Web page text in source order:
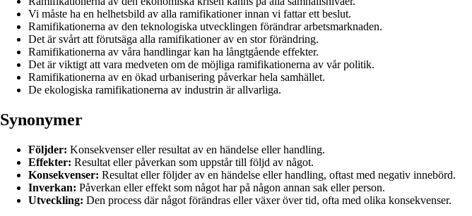
Vi måste ha en helhetsbild av alla ramifikationer innan vi fattar ett beslut.
Ramifikationerna av den teknologiska utvecklingen förändrar arbetsmarknaden.
Det är svårt att förutsäga alla ramifikationer av en stor förändring.
Ramifikationerna av våra handlingar kan ha långtgående effekter.
Det är viktigt att vara medveten om de möjliga ramifikationerna av vår politik.
Ramifikationerna av en ökad urbanisering påverkar hela samhället.
De ekologiska ramifikationerna av industrin är allvarliga.
Synonymer
Följder: Konsekvenser eller resultat av en händelse eller handling.
Effekter: Resultat eller påverkan som uppstår till följd av något.
Konsekvenser: Resultat eller följder av en händelse eller handling, oftast med negativ innebörd.
Inverkan: Påverkan eller effekt som något har på någon annan sak eller person.
Utveckling: Den process där något förändras eller växer över tid, ofta med olika konsekvenser.